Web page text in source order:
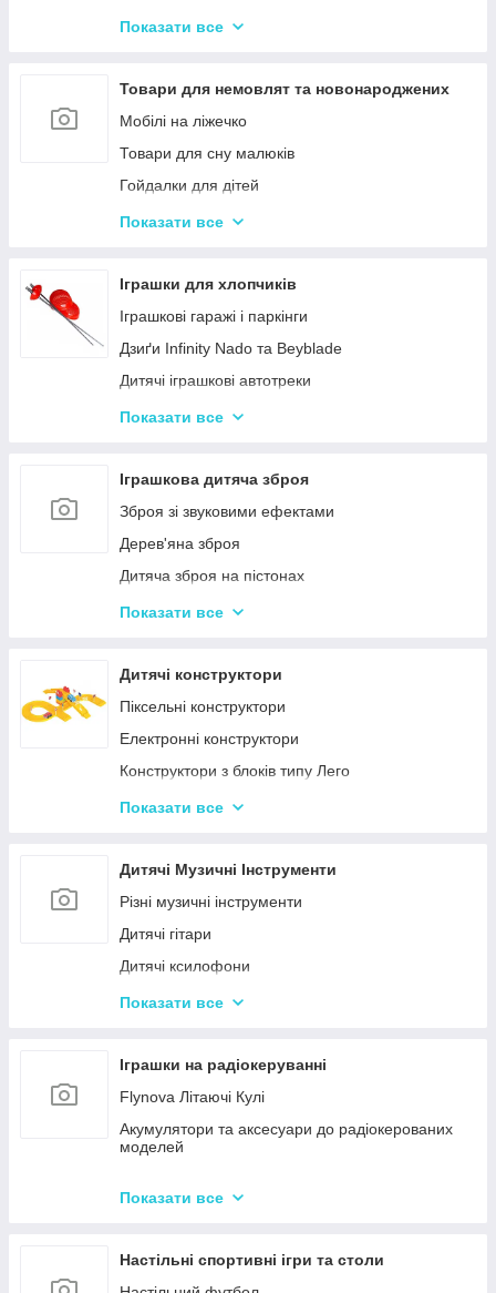
Розвиваючі килимки
Магнітна риболовля для дітей
Стрибуни для дітей
Книги з наклейками
Книги для дітей початкових класів
Книги для підлітків
Енциклопедії для дітей
Показати все
Товари для немовлят та новонароджених
Мобілі на ліжечко
Товари для сну малюків
Гойдалки для дітей
Дитячі горщики
Розвиваючі килимки для немовлят
Нічні світильники для немовлят
Дитячий посуд
Дитяча гігієна та догляд
Дитяча безпека
Показати все
Іграшки для хлопчиків
Іграшкові гаражі і паркінги
Дзиґи Infinity Nado та Beyblade
Дитячі іграшкові автотреки
Іграшкова залізниця та потяги
Дитячий іграшковий інструмент
Іграшкові роботи-трансформери
Ігрові рольові набори для хлопчиків
Показати все
Іграшкова дитяча зброя
Зброя зі звуковими ефектами
Дерев'яна зброя
Дитяча зброя на пістонах
Дитячі водяні пістолети, автомати
Дитячі іграшкові луки, стріли, арбалети
Іграшкові пістолети
Дитячі пістолети, гвинтівки з м'якими кулями
Показати все
Дитячі конструктори
Піксельні конструктори
Електронні конструктори
Конструктори з блоків типу Лего
Конструктор для малюків з великими деталями
Тривимірні пазли-конструктори
Металеві конструктори
Показати все
Дитячі Музичні Інструменти
Різні музичні інструменти
Дитячі гітари
Дитячі ксилофони
Дитячі Синтезатори та Піаніно
Показати все
Іграшки на радіокеруванні
Flynova Літаючі Кулі
Акумулятори та аксесуари до радіокерованих
моделей
Показати все
Настільні спортивні ігри та столи